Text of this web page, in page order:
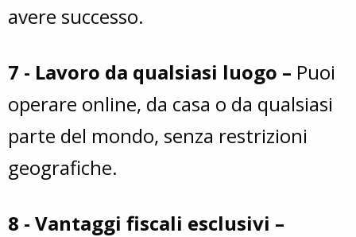
avere successo.
7 - Lavoro da qualsiasi luogo – Puoi
operare online, da casa o da qualsiasi
parte del mondo, senza restrizioni
geografiche.
8 - Vantaggi fiscali esclusivi –